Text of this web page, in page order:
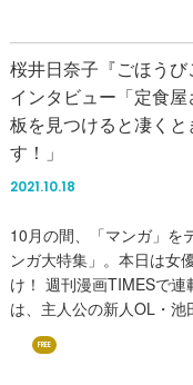
桜井日奈子『ごほうび
インタビュー「定食
板を見つけると凄くと
す！」
2021.10.18
10月の間、「マンガ」を
ンガ大特集」。本日は女
け！ 週刊漫画TIMESで連
は、主人公の新人OL・
FREE